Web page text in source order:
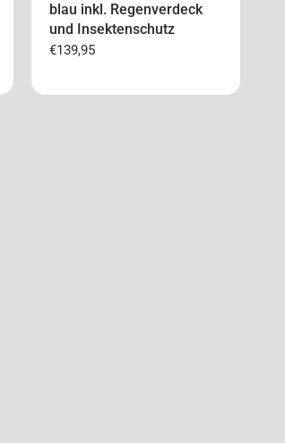
blau inkl. Regenverdeck
und Insektenschutz
€139,95